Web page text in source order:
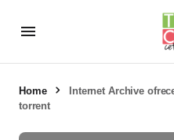
Home
Internet Archive
torrent